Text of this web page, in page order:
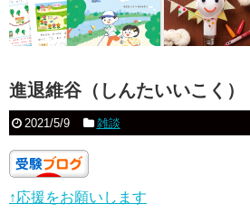
進退維谷（しんたいいこく）
2021/5/9 雑談
↑応援をお願いします